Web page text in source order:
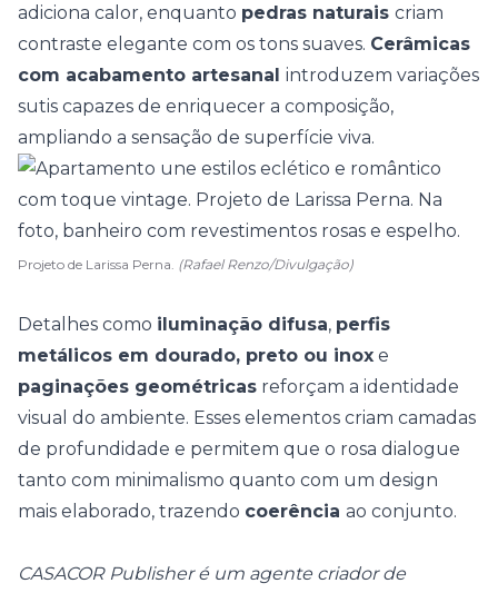
adiciona calor, enquanto pedras naturais criam
contraste elegante com os tons suaves. Cerâmicas
com acabamento artesanal introduzem variações
sutis capazes de enriquecer a composição,
ampliando a sensação de superfície viva.
Projeto de Larissa Perna. (Rafael Renzo/Divulgação)
Detalhes como iluminação difusa, perfis
metálicos em dourado, preto ou inox e
paginações geométricas reforçam a identidade
visual do ambiente. Esses elementos criam camadas
de profundidade e permitem que o rosa dialogue
tanto com minimalismo quanto com um design
mais elaborado, trazendo coerência ao conjunto.
CASACOR Publisher é um agente criador de